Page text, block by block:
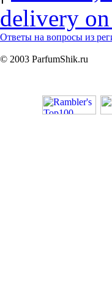
delivery
Ответы на вопросы из
© 2003 ParfumShik.ru